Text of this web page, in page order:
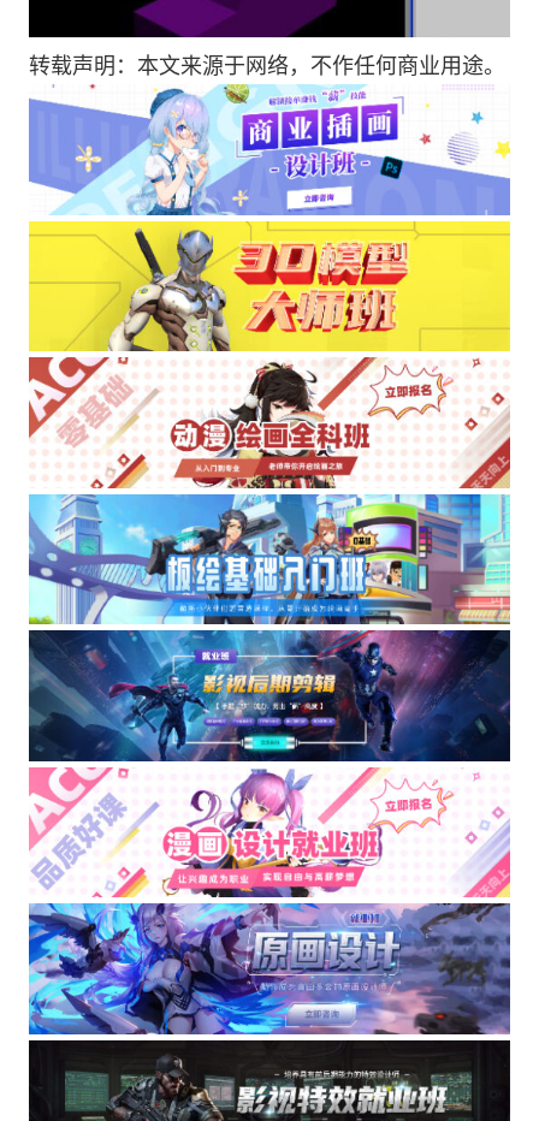
转载声明：本文来源于网络，不作任何商业用途。